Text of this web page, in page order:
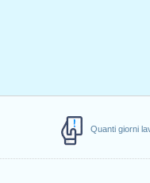
Quanti giorni